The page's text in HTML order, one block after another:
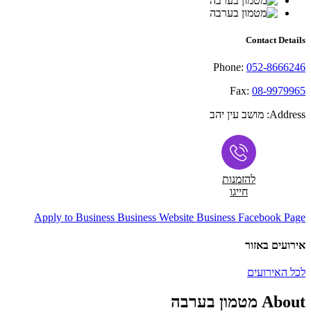
Contact Details
Phone: 052-8666246
Fax: 08-9979965
Address: מושב עין יהב
להזמנות
חייגו
Apply to Business Business Website Business Facebook Page
אירועים באזור
לכל האירועים
About מטמון בערבה